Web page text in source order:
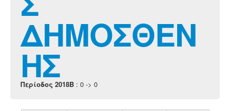
Login
ΔΗΜΟΣΘΕΝ
ΗΣ
Περίοδος 2018B : 0 -> 0